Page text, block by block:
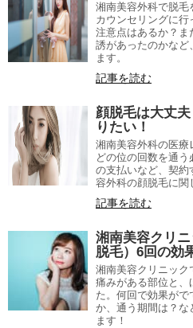
湘南美容外科で脱毛
カウンセリングに
注意点はあるか？ま
誘があったのかなど
ます。
記事を読む
顔脱毛は大丈
りたい！
湘南美容外科の医療
どの位の回数を通
の支払いなど、契約
容外科の顔脱毛に関
記事を読む
湘南美容クリ
脱毛）6回の効
湘南美容クリニック
痛みがある部位と、
た。何回で効果が
か、通う期間は？な
ます！